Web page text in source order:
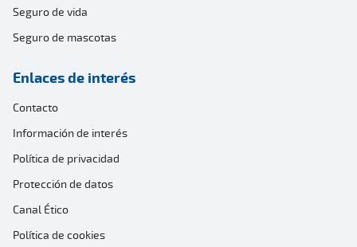
Seguro de vida
Seguro de mascotas
Enlaces de interés
Contacto
Información de interés
Política de privacidad
Protección de datos
Canal Ético
Política de cookies